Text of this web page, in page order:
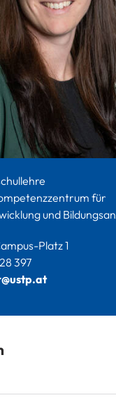
für
und
Platz 1
397